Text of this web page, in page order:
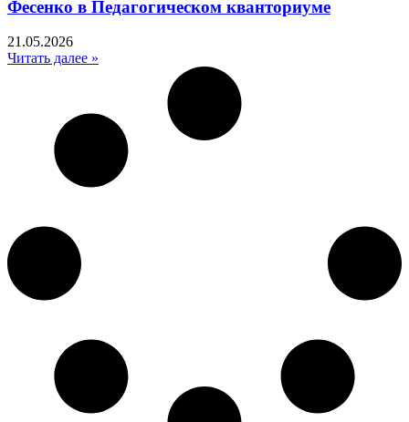
Фесенко в Педагогическом кванториуме
21.05.2026
Читать далее »